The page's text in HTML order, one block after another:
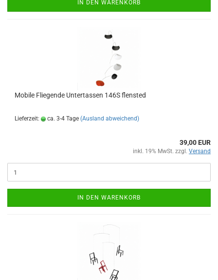
IN DEN WARENKORB
Mobile Fliegende Untertassen 146S flensted
Lieferzeit: ca. 3-4 Tage (Ausland abweichend)
39,00 EUR
inkl. 19% MwSt. zzgl. Versand
IN DEN WARENKORB